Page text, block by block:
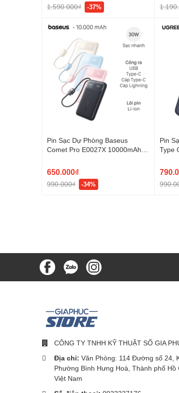
1.590.000₫ -37%
Pin Sạc Dự Phòng Baseus
Comet Pro E0027X 10000mAh
Cáp Lightning & Type-C
650.000₫
990.000₫ -34%
Pin
Type
CÔNG TY TNHH KỸ THUẬT SỐ GIA
Địa chỉ: Văn Phòng: 114 Đường số 24,
Phường Bình Hưng Hoà, Thành phố Hồ
Việt Nam